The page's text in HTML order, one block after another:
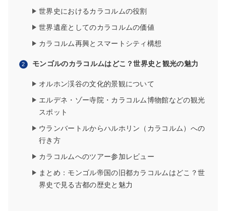
世界史におけるカラコルムの役割
世界遺産としてのカラコルムの価値
カラコルム再興とスマートシティ構想
モンゴルのカラコルムはどこ？世界史と観光の魅力
オルホン渓谷の文化的景観について
エルデネ・ゾー寺院・カラコルム博物館などの観光
スポット
ウランバートルからハルホリン（カラコルム）への
行き方
カラコルムへのツアー参加レビュー
まとめ：モンゴル帝国の旧都カラコルムはどこ？世
界史で見る古都の歴史と魅力